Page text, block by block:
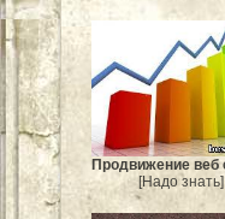
Продвижение веб
[Надо знать]